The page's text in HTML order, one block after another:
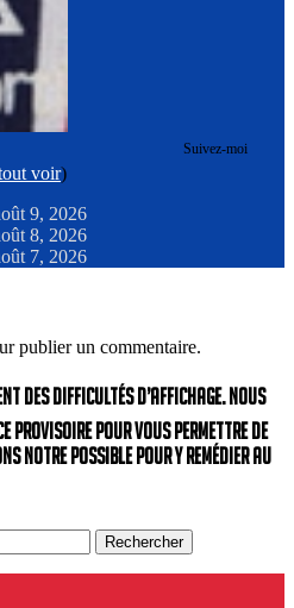
Suivez-moi
voir)
9, 2026
8, 2026
7, 2026
publier un commentaire.
des difficultés d’affichage. Nous
provisoire pour vous permettre de
notre possible pour y remédier au